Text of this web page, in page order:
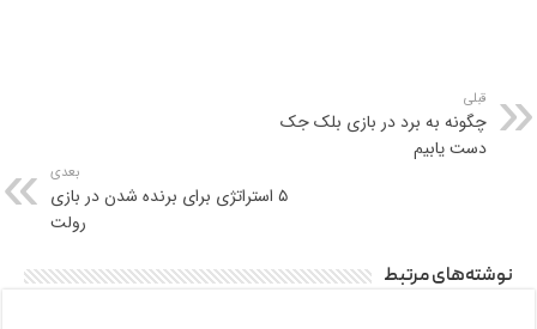
قبلی
چگونه به برد در بازی بلک جک
دست یابیم
بعدی
۵ استراتژی برای برنده شدن در بازی
رولت
نوشته‌های مرتبط